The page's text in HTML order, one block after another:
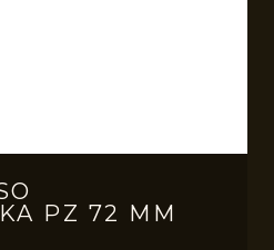
PZ 72 MM